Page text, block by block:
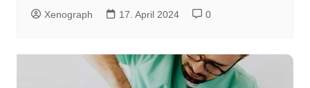
Xenograph 17. April 2024 0